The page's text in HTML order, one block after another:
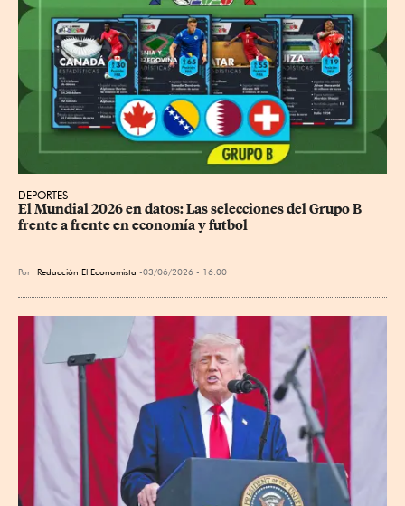
DEPORTES
El Mundial 2026 en datos: Las selecciones del Grupo B
frente a frente en economía y futbol
Por Redacción El Economista 03/06/2026 - 16:00